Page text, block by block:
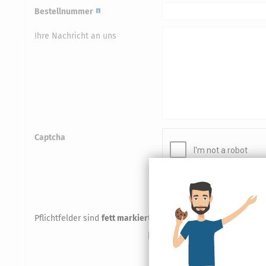
Bestellnummer
Ihre Nachricht an uns
Captcha
Mit dem Captcha von Google
einem Roboter oder eine
Alternativ können Sie Ihren
Pflichtfelder sind fett markiert - Diese Felder müssen vor
Wenn Sie uns per
Kontaktdaten für die